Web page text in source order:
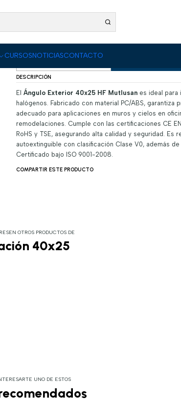
CURSOSNOTICIASCONTACTO
Angulo exterior 40x25 HF
DESCRIPCIÓN
El Ángulo Exterior 40x25 HF Mutlusanes ideal para
halógenos. Fabricado con material PC/ABS,
adecuado para aplicaciones en muros y cielos en
remodelaciones. Cumple con las certificaciones CE
RoHS y TSE, asegurando alta calidad y seguridad.
autoextinguible con clasificación Clase V0, además
Certificado bajo ISO 9001-2008.
COMPARTIR ESTE PRODUCTO
OTROS PRODUCTOS DE
40x25
UNO DE ESTOS